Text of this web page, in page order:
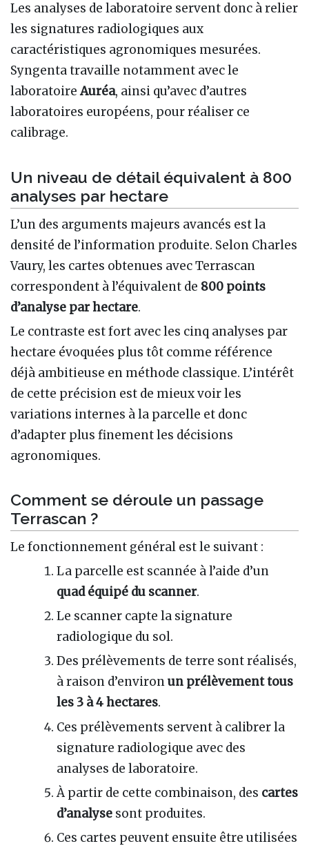
Les analyses de laboratoire servent donc à relier
les signatures radiologiques aux
caractéristiques agronomiques mesurées.
Syngenta travaille notamment avec le
laboratoireAuréa, ainsi qu’avec d’autres
laboratoires européens, pour réaliser ce
calibrage.
Un niveau de détail équivalent à 800
analyses par hectare
L’un des arguments majeurs avancés est la
densité de l’information produite. Selon Charles
Vaury, les cartes obtenues avec Terrascan
correspondent à l’équivalent de 800 points
d’analyse par hectare.
Le contraste est fort avec les cinq analyses par
hectare évoquées plus tôt comme référence
déjà ambitieuse en méthode classique. L’intérêt
de cette précision est de mieux voir les
variations internes à la parcelle et donc
d’adapter plus finement les décisions
agronomiques.
Comment se déroule un passage
Terrascan ?
Le fonctionnement général est le suivant :
La parcelle est scannée à l’aide d’un
quad équipé du scanner.
Le scanner capte la signature
radiologique du sol.
Des prélèvements de terre sont réalisés,
à raison d’environun prélèvement tous
les 3 à 4 hectares.
Ces prélèvements servent à calibrer la
signature radiologique avec des
analyses de laboratoire.
À partir de cette combinaison, des cartes
d’analyse sont produites.
Ces cartes peuvent ensuite être utilisées